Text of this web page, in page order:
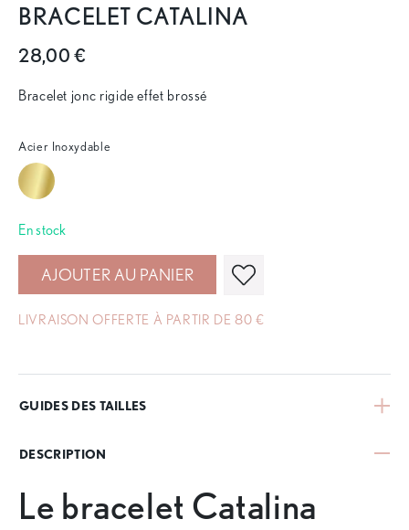
BRACELET CATALINA
28,00 €
Bracelet jonc rigide effet brossé
Acier Inoxydable
En stock
AJOUTER AU PANIER
LIVRAISON OFFERTE À PARTIR DE 80 €
GUIDES DES TAILLES
DESCRIPTION
Le bracelet Catalina